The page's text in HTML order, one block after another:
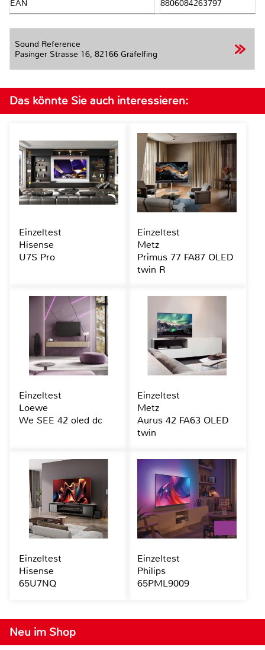
EAN 8806084263797
Sound Reference
Pasinger Strasse 16, 82166 Gräfelfing
Neu im Shop
Das könnte Sie auch interessieren:
Einzeltest
Hisense
U7S Pro
Einzeltest
Metz
Primus 77 FA87 OLED
twin R
Einzeltest
Loewe
We SEE 42 oled dc
Einzeltest
Metz
Aurus 42 FA63 OLED
twin
Einzeltest
Hisense
65U7NQ
Einzeltest
Philips
65PML9009